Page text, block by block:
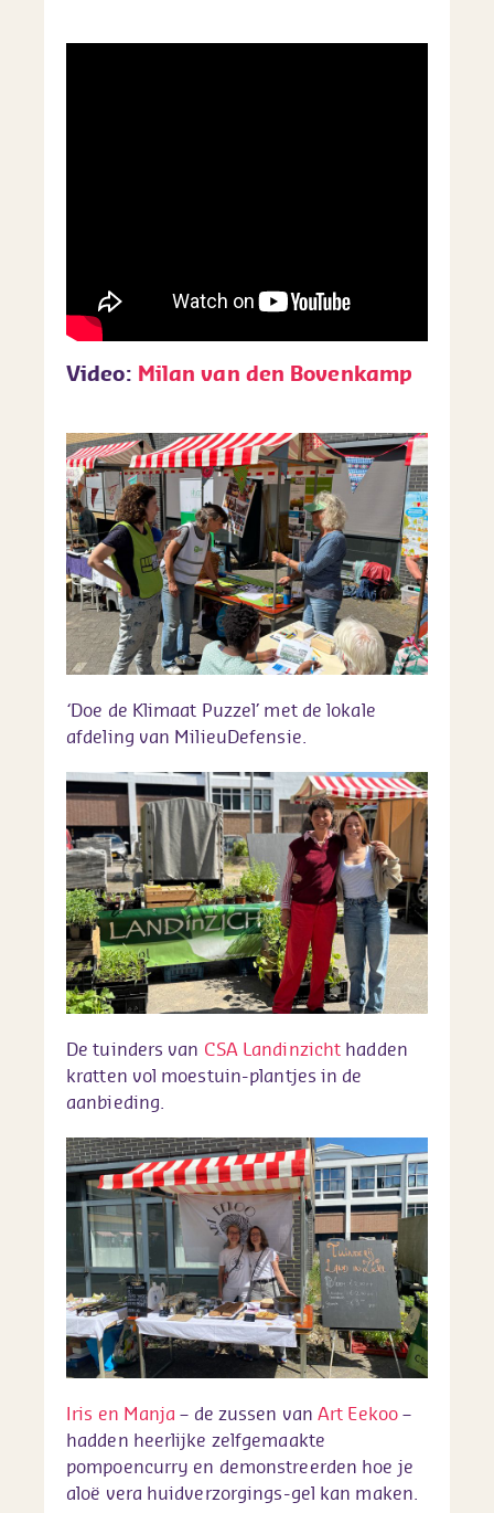
Video: Milan van den Bovenkamp
‘Doe de Klimaat Puzzel’ met de lokale
afdeling van MilieuDefensie.
De tuinders van CSA Landinzicht hadden
kratten vol moestuin-plantjes in de
aanbieding.
Iris en Manja – de zussen vanArt Eekoo–
hadden heerlijke zelfgemaakte
pompoencurry en demonstreerden hoe je
aloë vera huidverzorgings-gel kan maken.